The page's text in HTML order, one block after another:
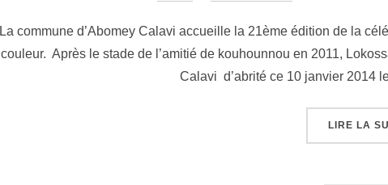
La commune d’Abomey Calavi accueille la 21ème édition de la
couleur. Après le stade de l’amitié de kouhounnou en 2011,
Calavi d’abrité ce 10 janvier 2014
LIRE LA